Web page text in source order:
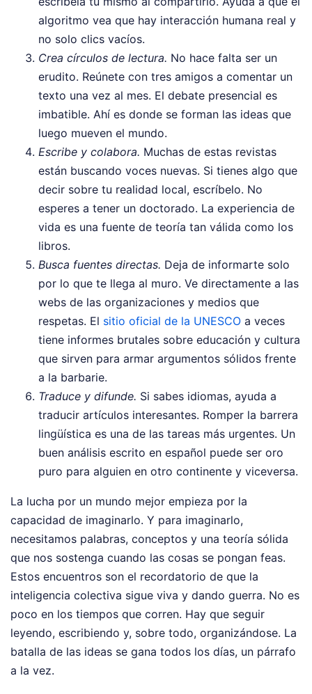
algoritmo vea que hay interacción humana real y
no solo clics vacíos.
Crea círculos de lectura. No hace falta ser un
erudito. Reúnete con tres amigos a comentar un
texto una vez al mes. El debate presencial es
imbatible. Ahí es donde se forman las ideas que
luego mueven el mundo.
Escribe y colabora. Muchas de estas revistas
están buscando voces nuevas. Si tienes algo que
decir sobre tu realidad local, escríbelo. No
esperes a tener un doctorado. La experiencia de
vida es una fuente de teoría tan válida como los
libros.
Busca fuentes directas. Deja de informarte solo
por lo que te llega al muro. Ve directamente a las
webs de las organizaciones y medios que
respetas. El sitio oficial de la UNESCO a veces
tiene informes brutales sobre educación y cultura
que sirven para armar argumentos sólidos frente
a la barbarie.
Traduce y difunde. Si sabes idiomas, ayuda a
traducir artículos interesantes. Romper la barrera
lingüística es una de las tareas más urgentes. Un
buen análisis escrito en español puede ser oro
puro para alguien en otro continente y viceversa.
La lucha por un mundo mejor empieza por la
capacidad de imaginarlo. Y para imaginarlo,
necesitamos palabras, conceptos y una teoría sólida
que nos sostenga cuando las cosas se pongan feas.
Estos encuentros son el recordatorio de que la
inteligencia colectiva sigue viva y dando guerra. No es
poco en los tiempos que corren. Hay que seguir
leyendo, escribiendo y, sobre todo, organizándose. La
batalla de las ideas se gana todos los días, un párrafo
a la vez.